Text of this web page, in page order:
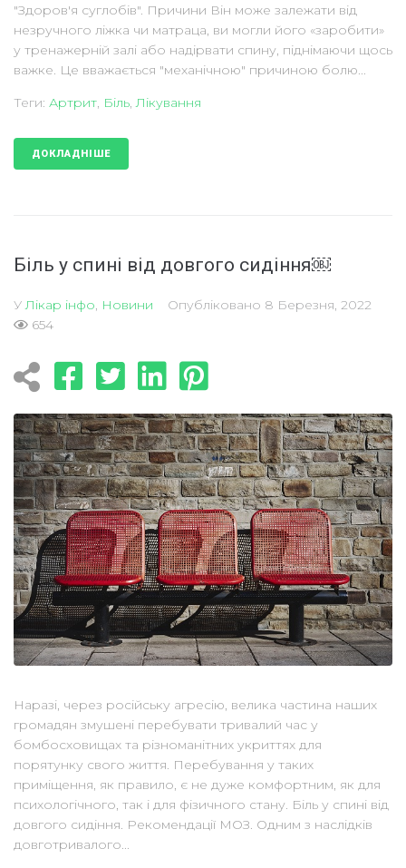
"Здоров'я суглобів". Причини Він може залежати від
незручного ліжка чи матраца, ви могли його «заробити»
у тренажерній залі або надірвати спину, піднімаючи щось
важке. Це вважається "механічною" причиною болю...
Теги: Артрит, Біль,Лікування
ДОКЛАДНІШЕ
Біль у спині від довгого сидіння￼
УЛікар інфо, Новини Опубліковано 8 Березня, 2022
654
Наразі, через російську агресію, велика частина наших
громадян змушені перебувати тривалий час у
бомбосховищах та різноманітних укриттях для
порятунку свого життя. Перебування у таких
приміщення, як правило, є не дуже комфортним, як для
психологічного, так і для фізичного стану. Біль у спині від
довгого сидіння. Рекомендації МОЗ. Одним з наслідків
довготривалого...